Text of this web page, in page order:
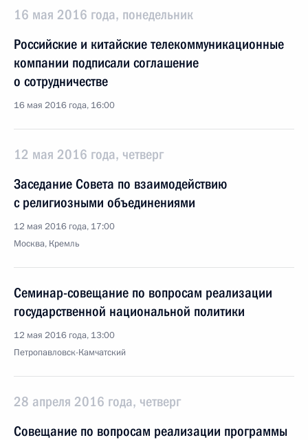
16 мая 2016 года, понедельник
Российские и китайские телекоммуникационные
компании подписали соглашение
о сотрудничестве
16 мая 2016 года, 16:00
12 мая 2016 года, четверг
Заседание Совета по взаимодействию
с религиозными объединениями
12 мая 2016 года, 17:00
Москва, Кремль
Семинар-совещание по вопросам реализации
государственной национальной политики
12 мая 2016 года, 13:00
Петропавловск-Камчатский
28 апреля 2016 года, четверг
Совещание по вопросам реализации программы